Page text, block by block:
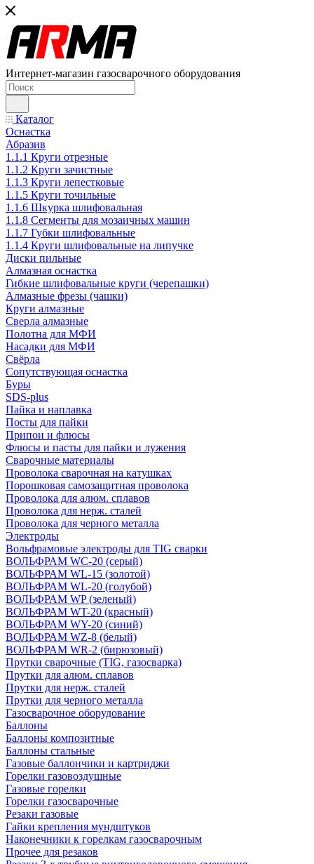
Интернет-магазин газосварочного оборудования
Каталог
Оснастка
Абразив
1.1.1 Круги отрезные
1.1.2 Круги зачистные
1.1.3 Круги лепестковые
1.1.5 Круги точильные
1.1.6 Шкурка шлифовальная
1.1.8 Сегменты для мозаичных машин
1.1.7 Губки шлифовальные
1.1.4 Круги шлифовальные на липучке
Диски пильные
Алмазная оснастка
Гибкие шлифовальные круги (черепашки)
Алмазные фрезы (чашки)
Круги алмазные
Сверла алмазные
Полотна для МФИ
Насадки для МФИ
Свёрла
Сопутствующая оснастка
Буры
SDS-plus
Пайка и наплавка
Посты для пайки
Припои и флюсы
Флюсы и пасты для пайки и лужения
Сварочные материалы
Проволока сварочная на катушках
Порошковая самозащитная проволока
Проволока для алюм. сплавов
Проволока для нерж. сталей
Проволока для черного металла
Электроды
Вольфрамовые электроды для TIG сварки
ВОЛЬФРАМ WC-20 (серый)
ВОЛЬФРАМ WL-15 (золотой)
ВОЛЬФРАМ WL-20 (голубой)
ВОЛЬФРАМ WP (зеленый)
ВОЛЬФРАМ WT-20 (красный)
ВОЛЬФРАМ WY-20 (синий)
ВОЛЬФРАМ WZ-8 (белый)
ВОЛЬФРАМ WR-2 (бирюзовый)
Прутки сварочные (TIG, газосварка)
Прутки для алюм. сплавов
Прутки для нерж. сталей
Прутки для черного металла
Газосварочное оборудование
Баллоны
Баллоны композитные
Баллоны стальные
Газовые баллончики и картриджи
Горелки газовоздушные
Газовые горелки
Горелки газосварочные
Резаки газовые
Гайки крепления мундштуков
Наконечники к горелкам газосварочным
Прочее для резаков